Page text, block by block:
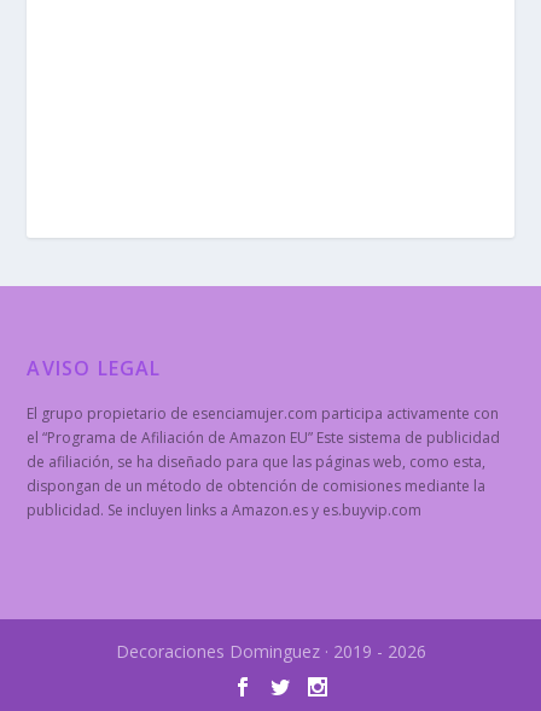
AVISO LEGAL
El grupo propietario de esenciamujer.com participa activamente con
el “Programa de Afiliación de Amazon EU” Este sistema de publicidad
de afiliación, se ha diseñado para que las páginas web, como esta,
dispongan de un método de obtención de comisiones mediante la
publicidad. Se incluyen links a Amazon.es y es.buyvip.com
Decoraciones Dominguez · 2019 - 2026